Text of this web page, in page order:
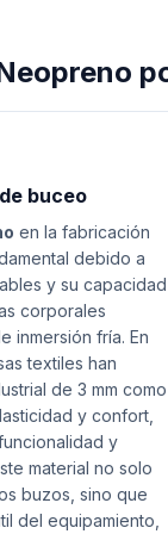
buceo
en la fabricación
debido a
y su capacidad
corporales
inmersión fría. En
textiles han
de 3 mm como
y confort,
y
material no solo
buzos, sino que
del equipamiento,